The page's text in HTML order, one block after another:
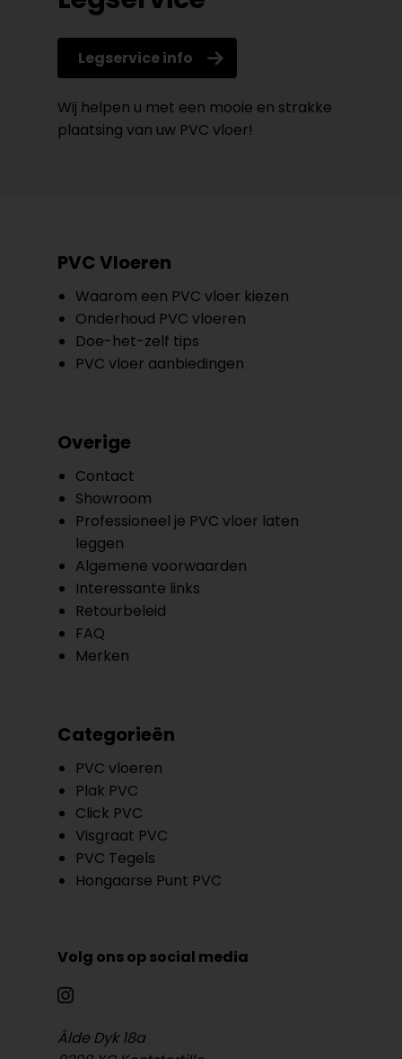
Legservice info
Wij helpen u met een mooie en strakke
plaatsing van uw PVC vloer!
PVC Vloeren
Waarom een PVC vloer kiezen
Onderhoud PVC vloeren
Doe-het-zelf tips
PVC vloer aanbiedingen
Overige
Contact
Showroom
Professioneel je PVC vloer laten
leggen
Algemene voorwaarden
Interessante links
Retourbeleid
FAQ
Merken
Categorieën
PVC vloeren
Plak PVC
Click PVC
Visgraat PVC
PVC Tegels
Hongaarse Punt PVC
Volg ons op social media
Âlde Dyk 18a